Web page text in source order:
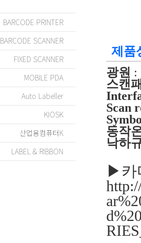
BARCODE PRINTER
BARCODE SCANNER
FIXED SCANNER
MOBILE PDA
Auto Labeller
KIOSK
산업용컴퓨터K
LABEL & RIBBON
제품
광원 :
스캔
Scan
동작
낙하
▶카